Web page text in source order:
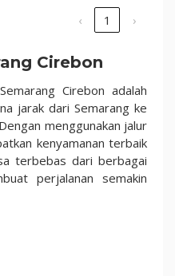
‹ 1 ›
Cirebon
Cirebon adalah
jarak dari Semarang ke
menggunakan jalur
kenyamanan terbaik
terbebas dari berbagai
perjalanan semakin